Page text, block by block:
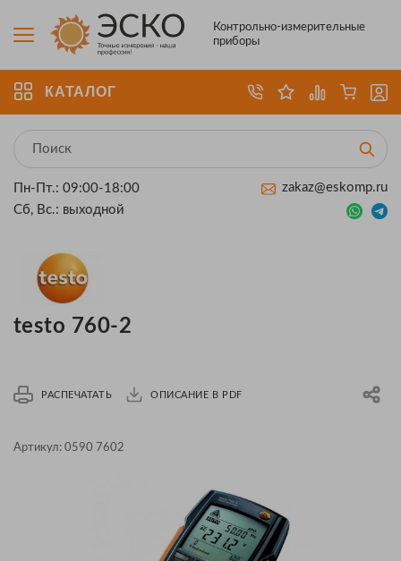
Контрольно-измерительные
приборы
КАТАЛОГ
Пн-Пт.: 09:00-18:00
Сб, Вс.: выходной
zakaz@eskomp.ru
testo 760-2
РАСПЕЧАТАТЬ ОПИСАНИЕ В PDF
Артикул: 0590 7602